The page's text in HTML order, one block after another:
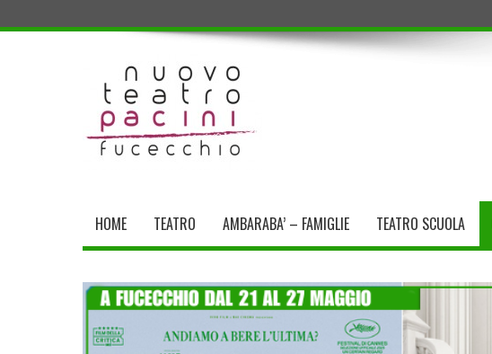
HOME TEATRO AMBARABA’ – FAMIGLIE TEATRO SCUOLA